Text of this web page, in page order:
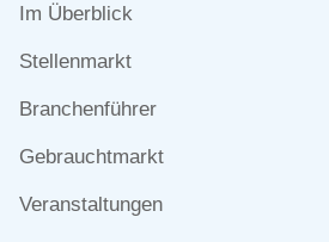
Navigation
Im Überblick
Stellenmarkt
Branchenführer
Gebrauchtmarkt
Veranstaltungen